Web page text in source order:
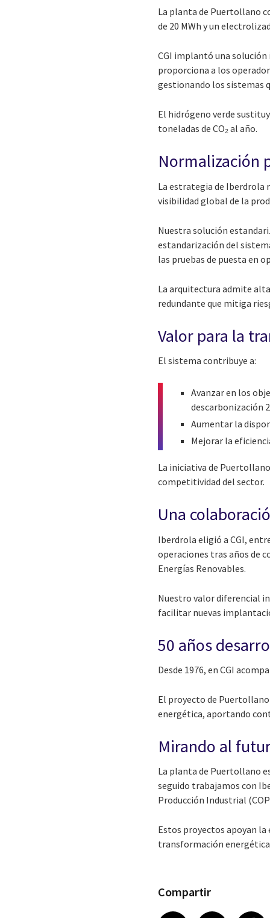
La planta de Puertollano
de 20 MWh y un
CGI implantó una
proporciona a los
gestionando los sistemas
El hidrógeno verde
toneladas de CO₂ al año.
Normalización
La estrategia de Iberdrola
visibilidad global de la
Nuestra solución
estandarización del
las pruebas de puesta en
La arquitectura admite
redundante que mitiga
Valor para la
El sistema contribuye a:
Avanzar en los
descarbonización
Aumentar la
Mejorar la
La iniciativa de
competitividad del sector.
Una
Iberdrola eligió a CGI,
operaciones tras años de
Energías Renovables.
Nuestro valor diferencial
facilitar nuevas
50 años
Desde 1976, en CGI
El proyecto de
energética, aportando
Mirando al
La planta de Puertollano
seguido trabajamos con
Producción Industrial
Estos proyectos apoyan
transformación
Compartir